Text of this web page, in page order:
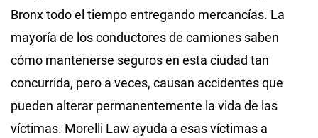
Bronx todo el tiempo entregando mercancías. La
mayoría de los conductores de camiones saben
cómo mantenerse seguros en esta ciudad tan
concurrida, pero a veces, causan accidentes que
pueden alterar permanentemente la vida de las
víctimas. Morelli Law ayuda a esas víctimas a